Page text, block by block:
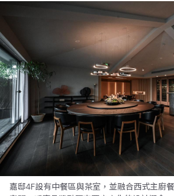
嘉邸4F設有中餐區與茶室，並融合西式主廚